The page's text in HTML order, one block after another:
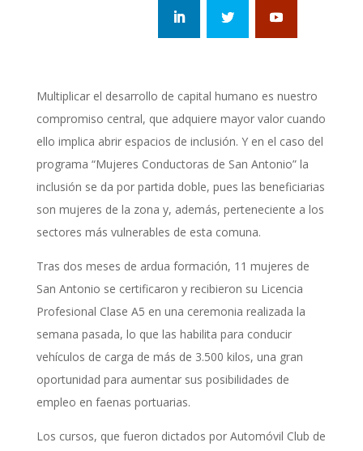
Multiplicar el desarrollo de capital humano es nuestro
compromiso central, que adquiere mayor valor cuando
ello implica abrir espacios de inclusión. Y en el caso del
programa “Mujeres Conductoras de San Antonio” la
inclusión se da por partida doble, pues las beneficiarias
son mujeres de la zona y, además, perteneciente a los
sectores más vulnerables de esta comuna.
Tras dos meses de ardua formación, 11 mujeres de
San Antonio se certificaron y recibieron su Licencia
Profesional Clase A5 en una ceremonia realizada la
semana pasada, lo que las habilita para conducir
vehículos de carga de más de 3.500 kilos, una gran
oportunidad para aumentar sus posibilidades de
empleo en faenas portuarias.
Los cursos, que fueron dictados por Automóvil Club de